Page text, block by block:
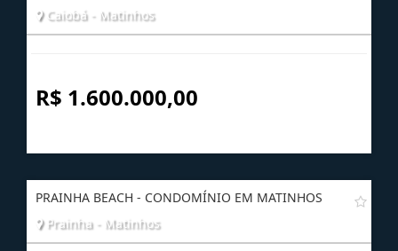
Caiobá - Matinhos
R$ 1.600.000,00
PRAINHA BEACH - CONDOMÍNIO EM MATINHOS
Prainha - Matinhos